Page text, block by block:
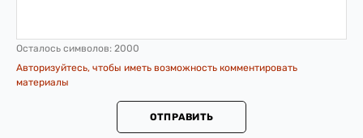
Осталось символов: 2000
Авторизуйтесь, чтобы иметь возможность комментировать
материалы
ОТПРАВИТЬ